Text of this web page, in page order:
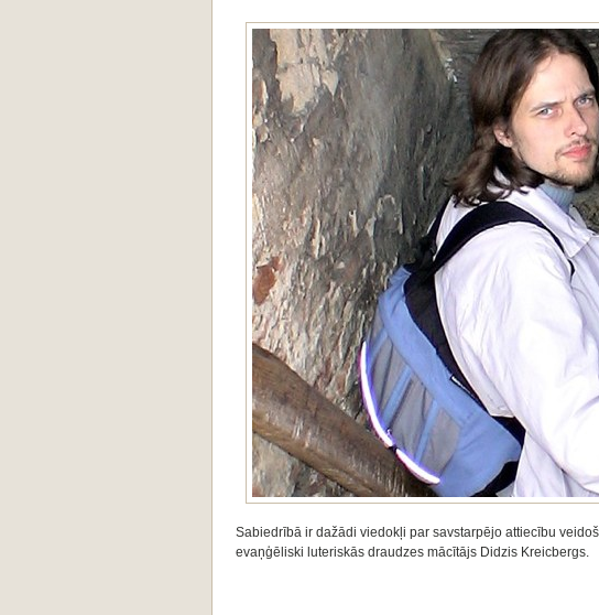
Sabiedrībā ir dažādi viedokļi par savstarpējo attiecību
evaņģēliski luteriskās draudzes mācītājs Didzis Kreicbergs.